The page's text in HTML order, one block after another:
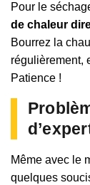
Pour le
de chaleur
Bourrez la
régulièrement,
Patience !
Même avec le
quelques